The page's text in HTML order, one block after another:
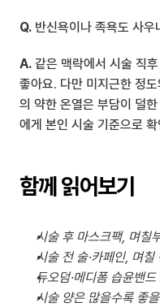
Q. 반신욕이나 족욕도 사
A. 같은 맥락에서 시술 직
좋아요. 다만 미지근한 정
의 약한 온열은 부담이 덜
에게 본인 시술 기준으로
함께 읽어보기
시술 후 마스크팩, 며칠
시술 전 술·카페인, 며
듀오덤·메디폼 습윤밴
시술 양은 많을수록 좋